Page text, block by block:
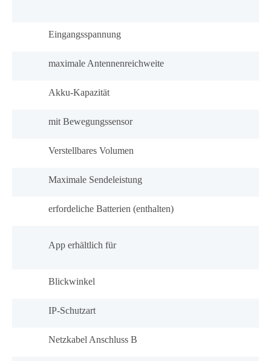
Eingangsspannung
maximale Antennenreichweite
Akku-Kapazität
mit Bewegungssensor
Verstellbares Volumen
Maximale Sendeleistung
erfordeliche Batterien (enthalten)
App erhältlich für
Blickwinkel
IP-Schutzart
Netzkabel Anschluss B